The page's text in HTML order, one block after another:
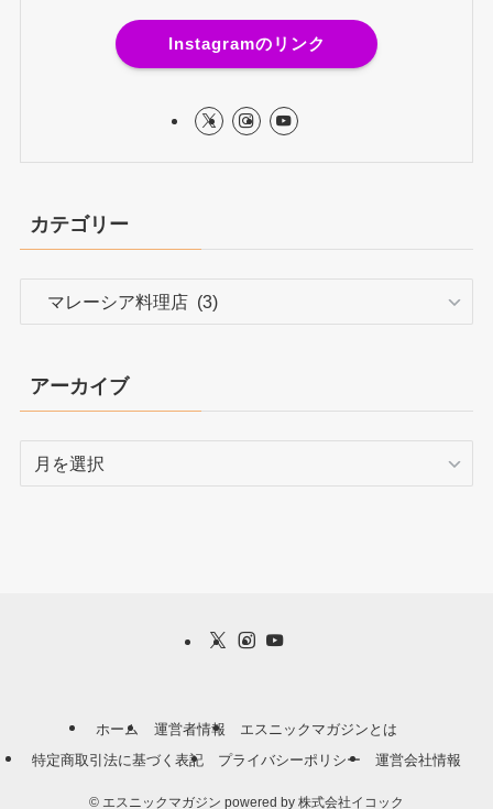
Instagramのリンク
カテゴリー
ー
アーカイブ
ホーム 運営者情報
エスニックマガジンとは
特定商取引法に基づく表記
プライバシーポリシー 運営会社情報
© エスニックマガジン powered by 株式会社イコック